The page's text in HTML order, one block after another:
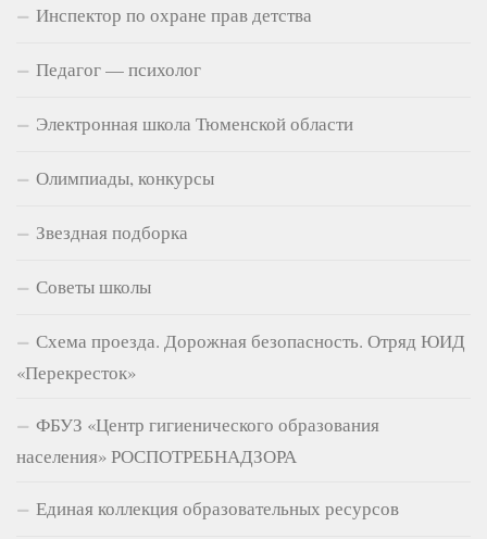
Инспектор по охране прав детства
Педагог — психолог
Электронная школа Тюменской области
Олимпиады, конкурсы
Звездная подборка
Советы школы
Схема проезда. Дорожная безопасность. Отряд ЮИД
«Перекресток»
ФБУЗ «Центр гигиенического образования
населения» РОСПОТРЕБНАДЗОРА
Единая коллекция образовательных ресурсов